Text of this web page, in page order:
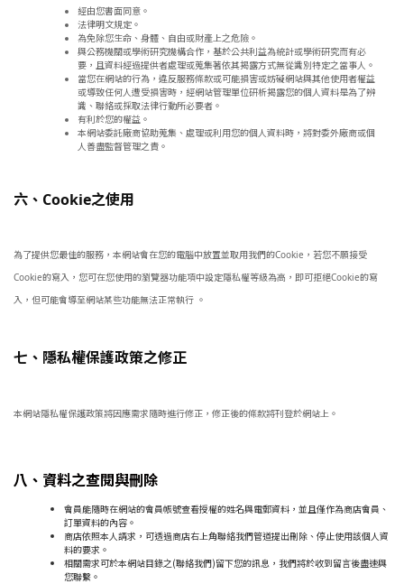
經由您書面同意。
法律明文規定。
為免除您生命、身體、自由或財產上之危險。
與公務機關或學術研究機構合作，基於公共利益為統計或學術研究而有必
要，且資料經過提供者處理或蒐集著依其揭露方式無從識別特定之當事人。
當您在網站的行為，違反服務條款或可能損害或妨礙網站與其他使用者權益
或導致任何人遭受損害時，經網站管理單位研析揭露您的個人資料是為了辨
識、聯絡或採取法律行動所必要者。
有利於您的權益。
本網站委託廠商協助蒐集、處理或利用您的個人資料時，將對委外廠商或個
人善盡監督管理之責。
六、Cookie之使用
為了提供您最佳的服務，本網站會在您的電腦中放置並取用我們的Cookie，若您不願接受
Cookie的寫入，您可在您使用的瀏覽器功能項中設定隱私權等級為高，即可拒絕Cookie的寫
入，但可能會導至網站某些功能無法正常執行 。
七、隱私權保護政策之修正
本網站隱私權保護政策將因應需求隨時進行修正，修正後的條款將刊登於網站上。
八、資料之查閱與刪除
會員能隨時在網站的會員帳號查看授權的姓名與電郵資料，並且僅作為商店會員、
訂單資料的內容。
商店依照本人請求，可透過商店右上角聯絡我們管道提出刪除、停止使用該個人資
料的要求。
相關需求可於本網站目錄之(聯絡我們)留下您的訊息，我們將於收到留言後盡速與
您聯繫。